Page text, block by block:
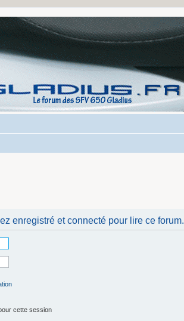
enregistré et connecté pour lire ce forum.
cette session